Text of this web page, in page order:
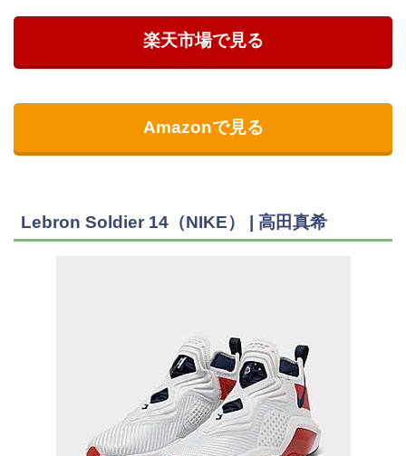
楽天市場で見る
Amazonで見る
Lebron Soldier 14（NIKE） | 高田真希